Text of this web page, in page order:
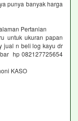
punya banyak harga
Pertanian
untuk ukuran papan
jual n beli log kayu dr
hp 082127725654
KASO